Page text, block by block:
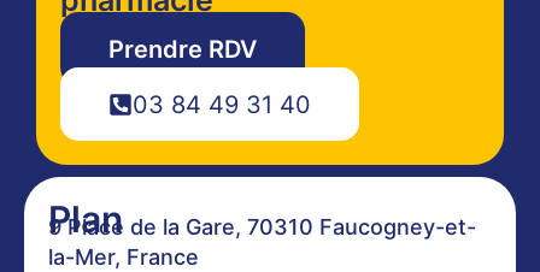
Plan
9 Place de la Gare, 70310 Faucogney-et-
la-Mer, France
Prendre RDV
03 84 49 31 40